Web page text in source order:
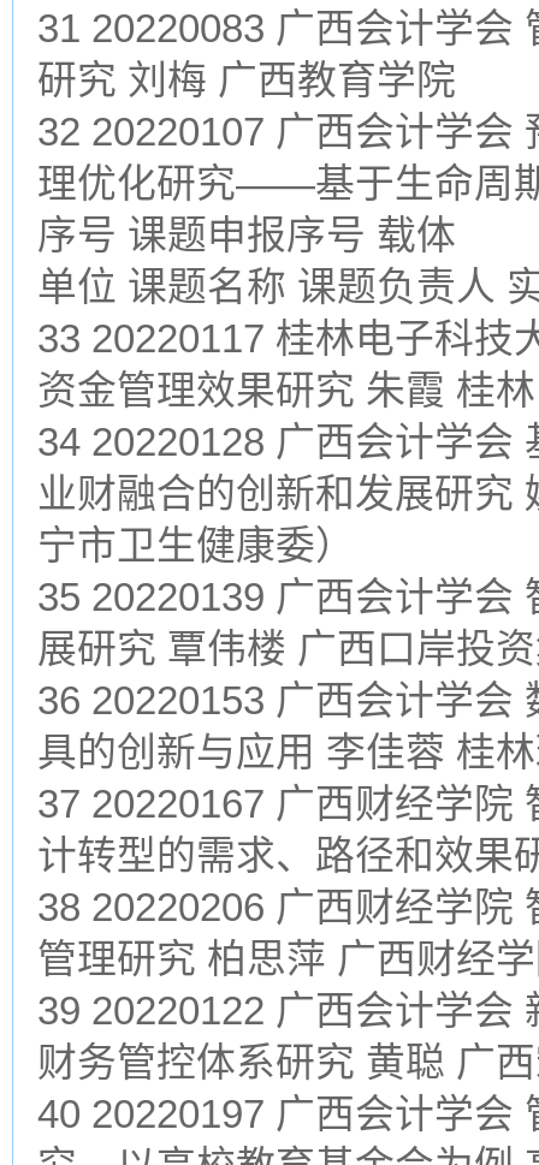
31 20220083 广西会计学会
研究 刘梅 广西教育学院
32 20220107 广西会计学会
理优化研究——基于生命周
序号 课题申报序号 载体
单位 课题名称 课题负责人
33 20220117 桂林电子科技
资金管理效果研究 朱霞 桂
34 20220128 广西会计学会
业财融合的创新和发展研究
宁市卫生健康委）
35 20220139 广西会计学会
展研究 覃伟楼 广西口岸投
36 20220153 广西会计学会
具的创新与应用 李佳蓉 桂
37 20220167 广西财经学院
计转型的需求、路径和效果
38 20220206 广西财经学院
管理研究 柏思萍 广西财经
39 20220122 广西会计学会
财务管控体系研究 黄聪 广
40 20220197 广西会计学会